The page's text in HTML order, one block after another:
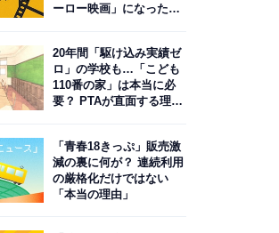
ーロー映画」になった理
20年間「駆け込み実績ゼ
ロ」の学校も…「こども
110番の家」は本当に必
要？ PTAが直面する理想
「青春18きっぷ」販売激
減の裏に何が？ 連続利用
の厳格化だけではない
「本当の理由」